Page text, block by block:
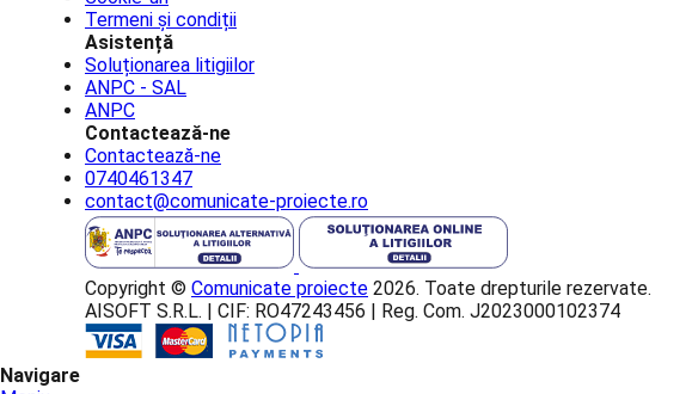
Termeni și condiții
Asistență
Soluționarea litigiilor
ANPC - SAL
ANPC
Contactează-ne
Contactează-ne
0740461347
contact@comunicate-proiecte.ro
Copyright © Comunicate proiecte 2026. Toate drepturile rezervate.
AISOFT S.R.L. | CIF: RO47243456 | Reg. Com. J2023000102374
Navigare